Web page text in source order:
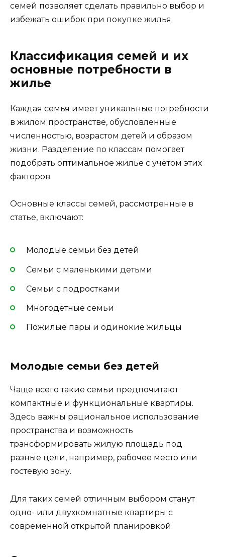
семей позволяет сделать правильно выбор и
избежать ошибок при покупке жилья.
Классификация семей и их
основные потребности в
жилье
Каждая семья имеет уникальные потребности
в жилом пространстве, обусловленные
численностью, возрастом детей и образом
жизни. Разделение по классам помогает
подобрать оптимальное жилье с учётом этих
факторов.
Основные классы семей, рассмотренные в
статье, включают:
Молодые семьи без детей
Семьи с маленькими детьми
Семьи с подростками
Многодетные семьи
Пожилые пары и одинокие жильцы
Молодые семьи без детей
Чаще всего такие семьи предпочитают
компактные и функциональные квартиры.
Здесь важны рациональное использование
пространства и возможность
трансформировать жилую площадь под
разные цели, например, рабочее место или
гостевую зону.
Для таких семей отличным выбором станут
одно- или двухкомнатные квартиры с
современной открытой планировкой.